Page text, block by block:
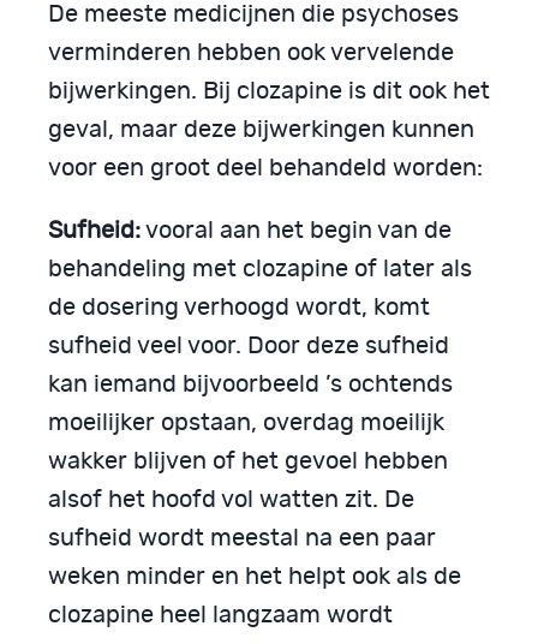
De meeste medicijnen die psychoses
verminderen hebben ook vervelende
bijwerkingen. Bij clozapine is dit ook het
geval, maar deze bijwerkingen kunnen
voor een groot deel behandeld worden:
Sufheid: vooral aan het begin van de
behandeling met clozapine of later als
de dosering verhoogd wordt, komt
sufheid veel voor. Door deze sufheid
kan iemand bijvoorbeeld ’s ochtends
moeilijker opstaan, overdag moeilijk
wakker blijven of het gevoel hebben
alsof het hoofd vol watten zit. De
sufheid wordt meestal na een paar
weken minder en het helpt ook als de
clozapine heel langzaam wordt